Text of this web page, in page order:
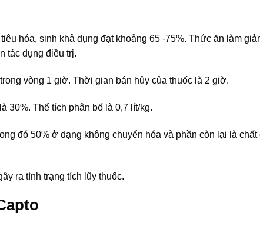
hóa, sinh khả dụng đạt khoảng 65 -75%. Thức ăn làm
tác dụng điều trị.
vòng 1 giờ. Thời gian bán hủy của thuốc là 2 giờ.
30%. Thể tích phân bố là 0,7 lít/kg.
đó 50% ở dạng không chuyển hóa và phần còn lại là chất
ra tình trạng tích lũy thuốc.